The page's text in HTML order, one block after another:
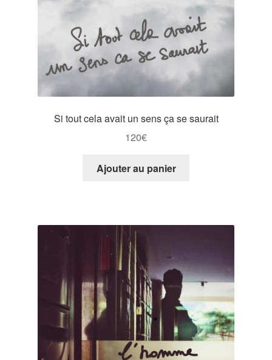
Si tout cela avait un sens ça se saurait
120€
Ajouter au panier